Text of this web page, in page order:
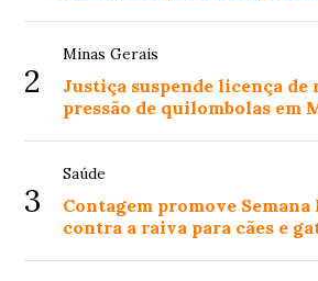
2
Minas Gerais
Justiça suspende licença de
pressão de quilombolas em
3
Saúde
Contagem promove Semana
contra a raiva para cães e